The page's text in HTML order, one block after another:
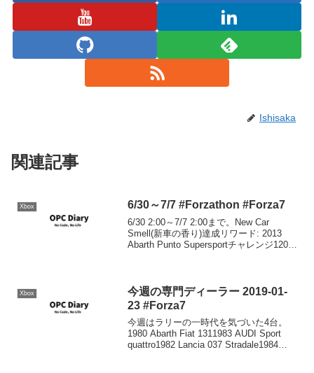
Ishisaka
関連記事
Xbox 6/30～7/7 #Forzathon #Forza7
6/30 2:00～7/7 2:00まで。New Car
Smell(新車の香り)達成リワード: 2013
Abarth Punto Supersportチャレンジ12018
Xbox
今週の専門ディーラー 2019-01-
23 #Forza7
今週はラリーの一時代を気づいた4台。
1980 Abarth Fiat 1311983 AUDI Sport
quattro1982 Lancia 037 Stradale1984